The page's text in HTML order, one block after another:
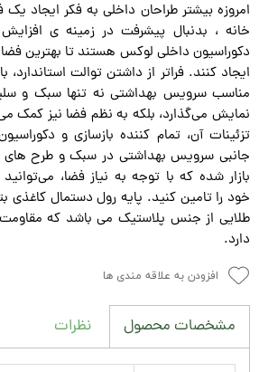
امروزه بیشتر طراحان داخلی به فکر ایجاد
خانه ، بدنبال پیشرفت در زمینه ی
دکوراسیون داخلی لوکس هستند تا بهترین فضا
ایجاد کنند. فراتر از داشتن توالت استاندارد،
مناسب سرویس بهداشتی نه تنها سبک و
نمایش می‌گذارد، بلکه به نظم فضا نیز کمک
تزئینات آن، تمام کننده بازسازی و
جانبی سرویس بهداشتی در سبک و طرح های
بازار شده که با توجه به نیاز فضا،
خود را تامین کنید. پایه رول دستمال
طلايى از جنس پلاستیک می باشد که مقاومت
دارد.
افزودن به علاقه مندی ها
مشخصات محصول نظرات